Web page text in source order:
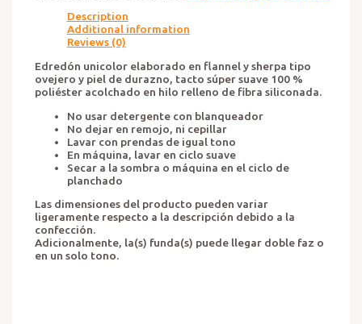
Description
Additional information
Reviews (0)
Edredón unicolor elaborado en flannel y sherpa tipo
ovejero y piel de durazno, tacto súper suave 100 %
poliéster acolchado en hilo relleno de fibra siliconada.
No usar detergente con blanqueador
No dejar en remojo, ni cepillar
Lavar con prendas de igual tono
En máquina, lavar en ciclo suave
Secar a la sombra o máquina en el ciclo de
planchado
Las dimensiones del producto pueden variar
ligeramente respecto a la descripción debido a la
confección.
Adicionalmente, la(s) funda(s) puede llegar doble faz o
en un solo tono.